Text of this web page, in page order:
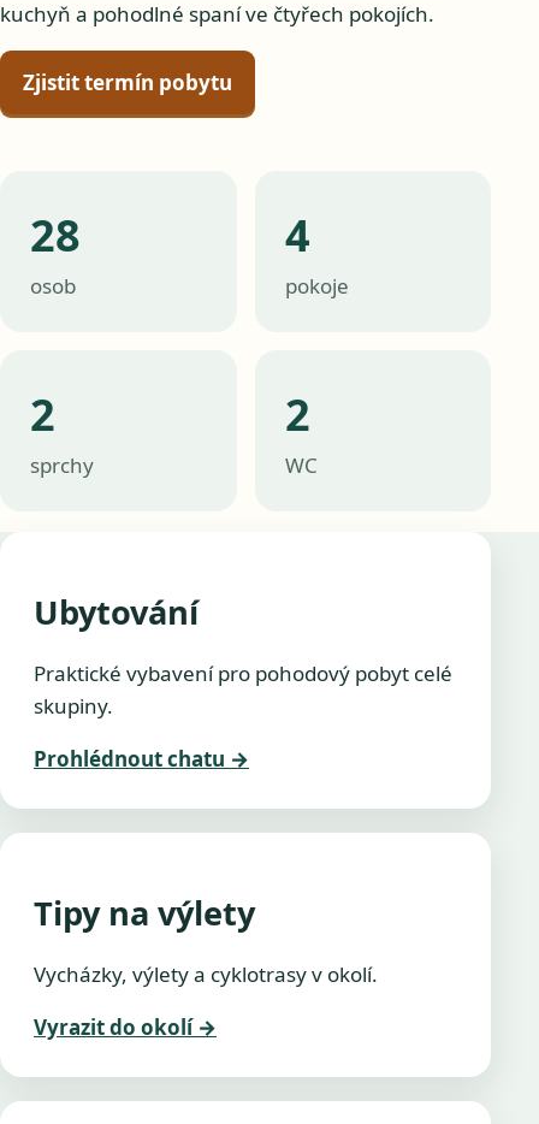
kuchyň a pohodlné spaní ve čtyřech pokojích.
Zjistit termín pobytu
28
osob
4
pokoje
2
sprchy
2
WC
Ubytování
Praktické vybavení pro pohodový pobyt celé
skupiny.
Prohlédnout chatu →
Tipy na výlety
Vycházky, výlety a cyklotrasy v okolí.
Vyrazit do okolí →